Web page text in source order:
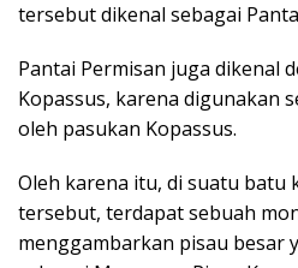
tersebut dikenal sebagai
Pantai Permisan juga dikenal
Kopassus, karena digunakan
oleh pasukan Kopassus.
Oleh karena itu, di suatu batu
tersebut, terdapat sebuah
menggambarkan pisau besar